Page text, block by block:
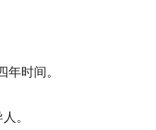
时间。
。